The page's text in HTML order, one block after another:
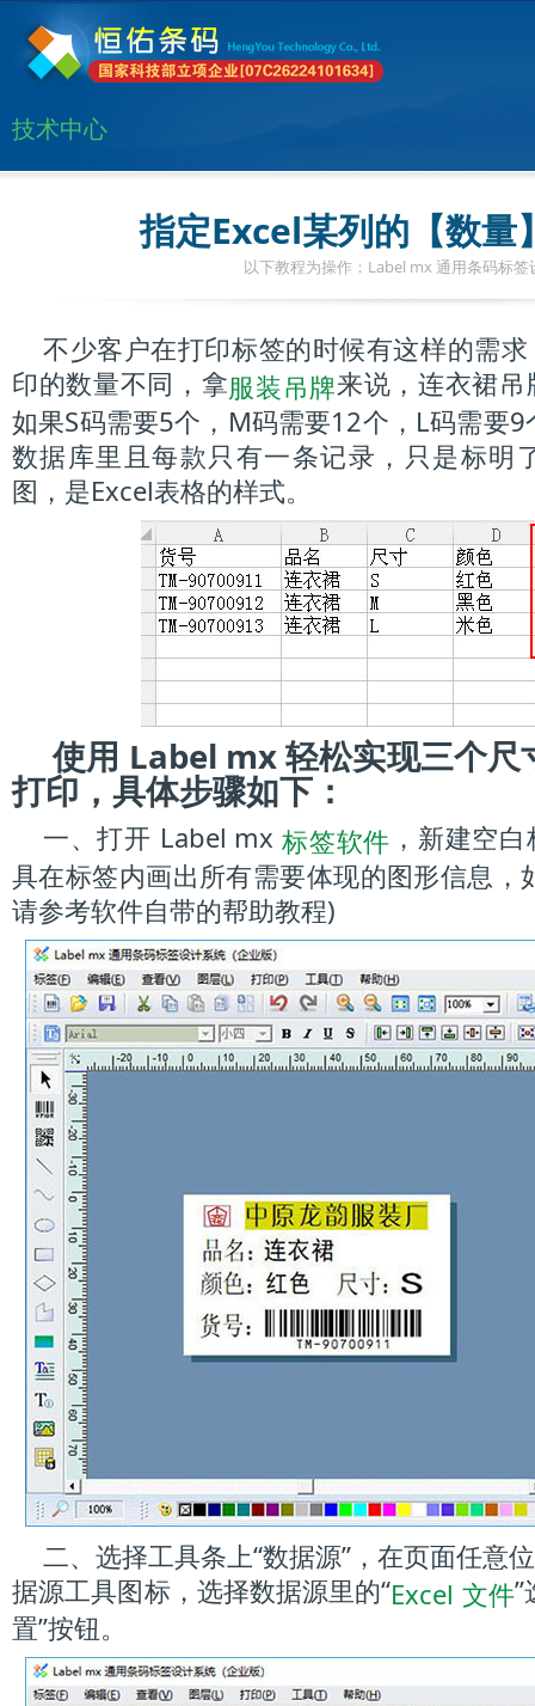
技术中心
指定Excel某列的【数量
以下教程为操作：Label mx 通用条码标签
不少客户在打印标签的时候有这样的需
印的数量不同，拿服装吊牌来说，连衣裙
如果S码需要5个，M码需要12个，L码需要
数据库里且每款只有一条记录，只是标明
图，是Excel表格的样式。
使用 Label mx 轻松实现三个尺
打印，具体步骤如下：
一、打开 Label mx标签软件 ，新建空
具在标签内画出所有需要体现的图形信息，
请参考软件自带的帮助教程)
二、选择工具条上“数据源”，在页面任意
据源工具图标，选择数据源里的“Excel 文件”
置”按钮。